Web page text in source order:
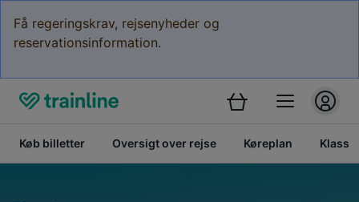
Få regeringskrav, rejsenyheder og
reservationsinformation.
Køb billetter Oversigt over rejse Køreplan